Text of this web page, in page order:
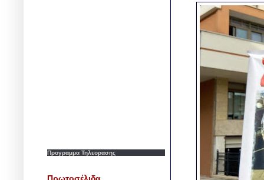
Προγραμμα Τηλεορασης
Πρωτοσέλιδα